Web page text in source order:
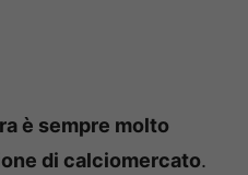
è sempre molto
di calciomercato.